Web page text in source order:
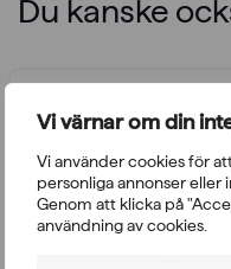
Vi värnar om din
Vi använder cookies för
personliga annonser eller
Genom att klicka på
användning av cookies.
Du kanske